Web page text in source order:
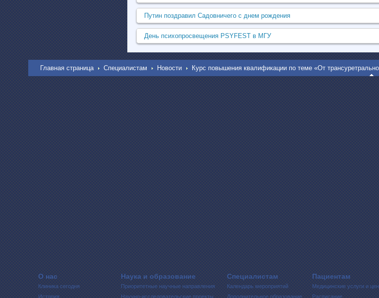
Путин поздравил Садовничего с днем рождения
День психопросвещения PSYFEST в МГУ
Главная страница Специалистам Новости Курс повышения квалификации по теме «От
О нас
Клиника сегодня
История
Наука и образование
Приоритетные научные направления
Научно-исследовательские проекты
Специалистам
Календарь мероприятий
Дополнительное образование
Пациентам
Медицинские услуги и
Расписание